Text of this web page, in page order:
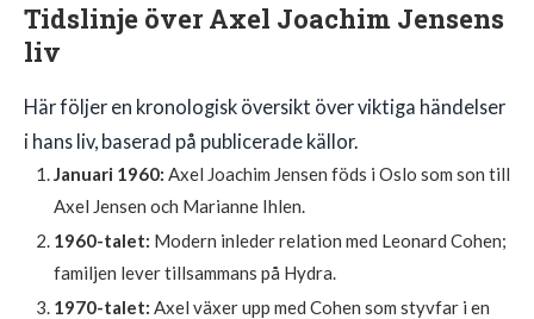
Tidslinje över Axel Joachim Jensens
liv
Här följer en kronologisk översikt över viktiga händelser
i hans liv, baserad på publicerade källor.
Januari 1960: Axel Joachim Jensen föds i Oslo som son till
Axel Jensen och Marianne Ihlen.
1960-talet: Modern inleder relation med Leonard Cohen;
familjen lever tillsammans på Hydra.
1970-talet: Axel växer upp med Cohen som styvfar i en